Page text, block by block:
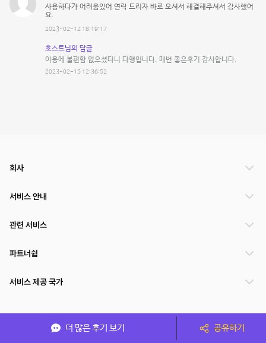
사용하다가 어려움있어 연락 드리자 바로 오셔서 해결해주셔서 감사했어
요.
2023-02-12 18:19:17
호스트님의 답글
이용에 불편함 없으셨다니 다행입니다. 매번 좋은후기 감사합니다.
2023-02-15 12:36:52
더 많은 후기 보기 공유하기
회사
서비스 안내
관련 서비스
파트너쉽
서비스 제공 국가
(주)NSPACE 사업자정보